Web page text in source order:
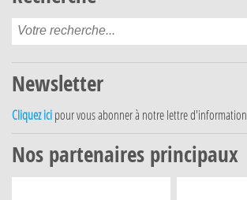
Newsletter
Cliquez ici pour vous abonner à notre lettre d'information
Nos partenaires principaux